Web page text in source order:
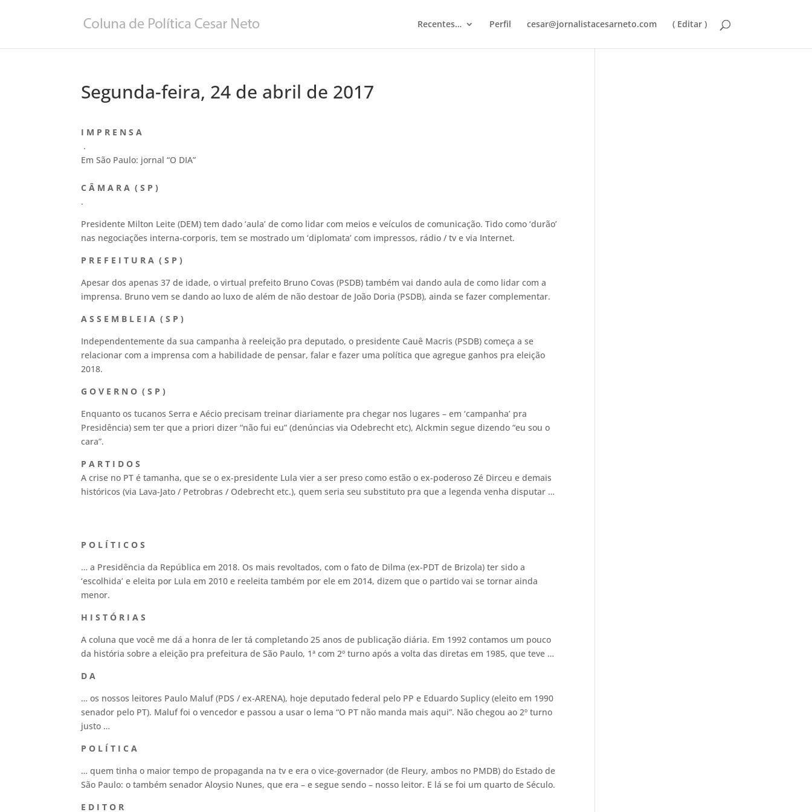
Recentes… Perfil cesar@jornalistacesarneto.com ( Editar )
Segunda-feira, 24 de abril de 2017
I M P R E N S A
.
Em São Paulo: jornal “O DIA”
C Â M A R A ( S P )
.
Presidente Milton Leite (DEM) tem dado ‘aula’ de como lidar com meios e veículos de comunicação. Tido como ‘durão’
nas negociações interna-corporis, tem se mostrado um ‘diplomata’ com impressos, rádio / tv e via Internet.
P R E F E I T U R A ( S P )
Apesar dos apenas 37 de idade, o virtual prefeito Bruno Covas (PSDB) também vai dando aula de como lidar com a
imprensa. Bruno vem se dando ao luxo de além de não destoar de João Doria (PSDB), ainda se fazer complementar.
A S S E M B L E I A ( S P )
Independentemente da sua campanha à reeleição pra deputado, o presidente Cauê Macris (PSDB) começa a se
relacionar com a imprensa com a habilidade de pensar, falar e fazer uma política que agregue ganhos pra eleição
2018.
G O V E R N O ( S P )
Enquanto os tucanos Serra e Aécio precisam treinar diariamente pra chegar nos lugares – em ‘campanha’ pra
Presidência) sem ter que a priori dizer “não fui eu” (denúncias via Odebrecht etc), Alckmin segue dizendo “eu sou o
cara”.
P A R T I D O S
A crise no PT é tamanha, que se o ex-presidente Lula vier a ser preso como estão o ex-poderoso Zé Dirceu e demais
históricos (via Lava-Jato / Petrobras / Odebrecht etc.), quem seria seu substituto pra que a legenda venha disputar …
P O L Í T I C O S
… a Presidência da República em 2018. Os mais revoltados, com o fato de Dilma (ex-PDT de Brizola) ter sido a
‘escolhida’ e eleita por Lula em 2010 e reeleita também por ele em 2014, dizem que o partido vai se tornar ainda
menor.
H I S T Ó R I A S
A coluna que você me dá a honra de ler tá completando 25 anos de publicação diária. Em 1992 contamos um pouco
da história sobre a eleição pra prefeitura de São Paulo, 1ª com 2º turno após a volta das diretas em 1985, que teve …
D A
… os nossos leitores Paulo Maluf (PDS / ex-ARENA), hoje deputado federal pelo PP e Eduardo Suplicy (eleito em 1990
senador pelo PT). Maluf foi o vencedor e passou a usar o lema “O PT não manda mais aqui”. Não chegou ao 2º turno
justo …
P O L Í T I C A
… quem tinha o maior tempo de propaganda na tv e era o vice-governador (de Fleury, ambos no PMDB) do Estado de
São Paulo: o também senador Aloysio Nunes, que era – e segue sendo – nosso leitor. E lá se foi um quarto de Século.
E D I T O R